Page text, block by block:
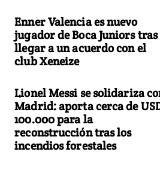
Enner Valencia es nuevo
jugador de Boca Juniors tras
llegar a un acuerdo con el
club Xeneize
Lionel Messi se solidariza
Madrid: aporta cerca de
100.000 para la
reconstrucción tras los
incendios forestales